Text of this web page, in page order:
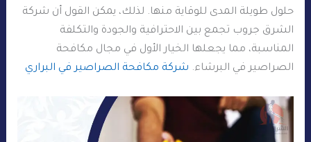
حلول طويلة المدى للوقاية منها. لذلك، يمكن القول أن شركة
الشرق جروب تجمع بين الاحترافية والجودة والتكلفة
المناسبة، مما يجعلها الخيار الأول في مجال مكافحة
الصراصير في البرشاء. شركة مكافحة الصراصير في البراري